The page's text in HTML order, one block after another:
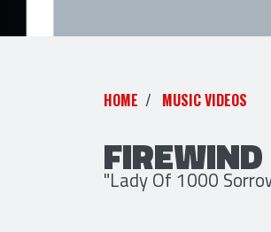
HOME MUSIC VIDEOS